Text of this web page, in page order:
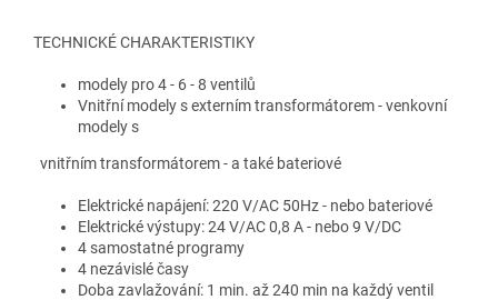
TECHNICKÉ CHARAKTERISTIKY
modely pro 4 - 6 - 8 ventilů
Vnitřní modely s externím transformátorem - venkovní
modely s
vnitřním transformátorem - a také bateriové
Elektrické napájení: 220 V/AC 50Hz - nebo bateriové
Elektrické výstupy: 24 V/AC 0,8 A - nebo 9 V/DC
4 samostatné programy
4 nezávislé časy
Doba zavlažování: 1 min. až 240 min na každý ventil